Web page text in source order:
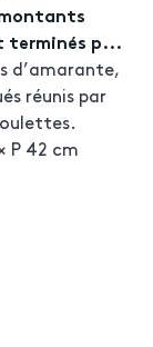
terminés p...
d’amarante,
réunis par
P 42 cm